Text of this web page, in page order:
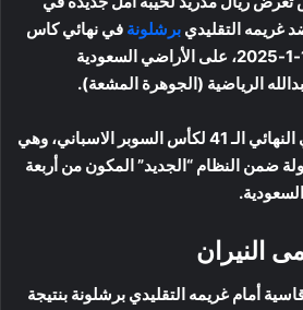
برشلونة في نهائي كاس
السوبر الإسباني، اليوم 12-1-2025، على الأراضي السعودية
الرياضية (الجوهرة المشعة).
كانت مباراة الكلاسيكو هي النهائي الـ 41 لكأس السوبر الاسباني، وهي
ضمن النظام “الجديد” المكون من أربعة
النيران
أمام غريمه التقليدي برشلونة بنتيجة